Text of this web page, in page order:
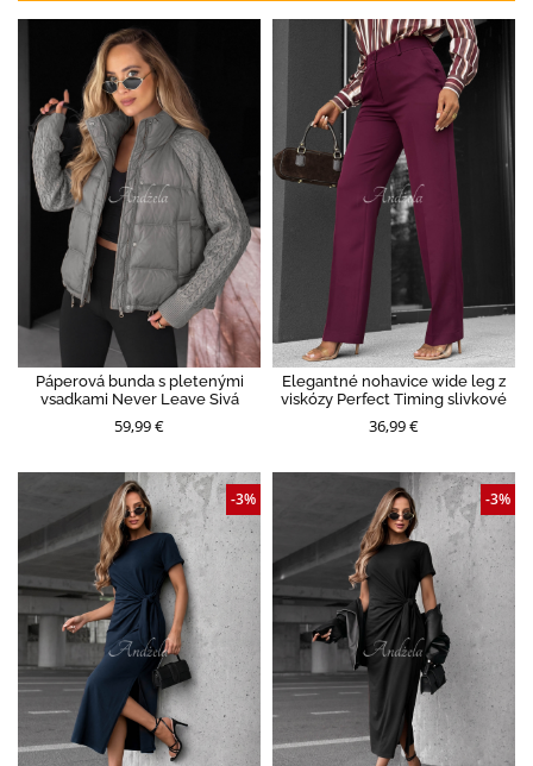
Páperová bunda s pletenými
vsadkami Never Leave Sivá
59,99 €
Elegantné nohavice wide leg z
viskózy Perfect Timing slivkové
36,99 €
-3% -3%